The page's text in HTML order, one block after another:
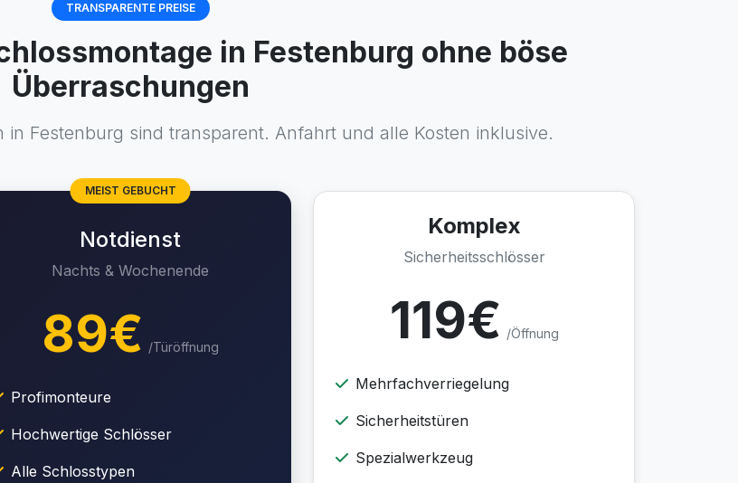
TRANSPARENTE PREISE
in Festenburg ohne böse
Überraschungen
in Festenburg sind transparent. Anfahrt und alle Kosten inklusive.
MEIST GEBUCHT
Notdienst
Nachts & Wochenende
89€ /Türöffnung
Profimonteure
Hochwertige Schlösser
Alle Schlosstypen
Komplex
Sicherheitsschlösser
119€ /Öffnung
Mehrfachverriegelung
Sicherheitstüren
Spezialwerkzeug